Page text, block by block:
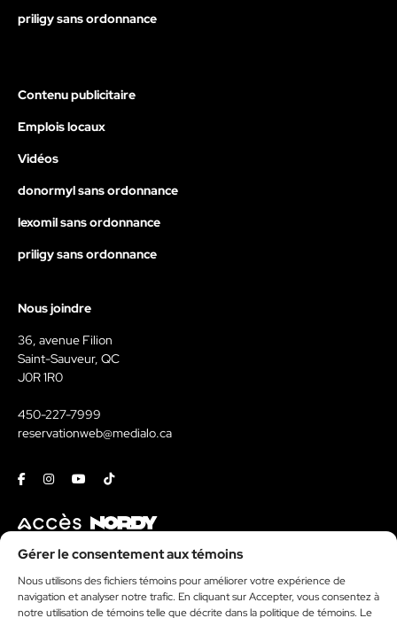
Gérer le consentement aux témoins
Nous utilisons des fichiers témoins pour améliorer votre expérience de
navigation et analyser notre trafic. En cliquant sur Accepter, vous consentez à
notre utilisation de témoins telle que décrite dans la politique de témoins. Le
priligy sans ordonnance
Contenu publicitaire
Emplois locaux
Vidéos
donormyl sans ordonnance
lexomil sans ordonnance
priligy sans ordonnance
Nous joindre
36, avenue Filion
Saint-Sauveur, QC
J0R 1R0
450-227-7999
reservationweb@medialo.ca
FacebookInstagramYoutubeTiktok
Contact
Kit média
Politique de témoins